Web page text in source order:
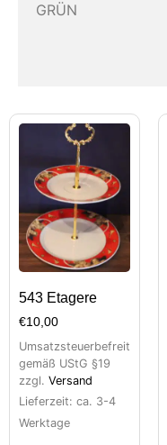
GRÜN
543 Etagere
€10,00
Umsatzsteuerbefreit
gemäß UStG §19
zzgl. Versand
Lieferzeit: ca. 3-4
Werktage